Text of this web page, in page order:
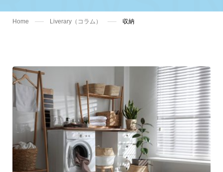
Home Liverary（コラム） 収納